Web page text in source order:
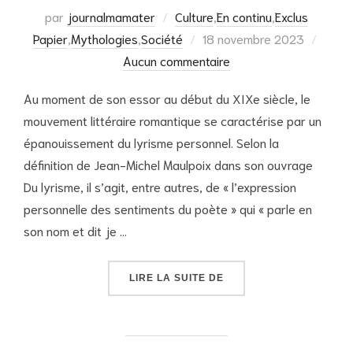
par journalmamater Culture,En continu,Exclus
Papier,Mythologies,Société
Publié
le
18 novembre 2023
Aucun commentaire
Au moment de son essor au début du XIXe siècle, le
mouvement littéraire romantique se caractérise par un
épanouissement du lyrisme personnel. Selon la
définition de Jean-Michel Maulpoix dans son ouvrage
Du lyrisme, il s’agit, entre autres, de « l’expression
personnelle des sentiments du poète » qui « parle en
son nom et dit je …
LIRE LA SUITE DE